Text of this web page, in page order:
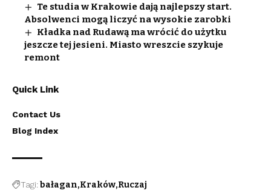
Te studia w Krakowie dają najlepszy start.
Absolwenci mogą liczyć na wysokie zarobki
Kładka nad Rudawą ma wrócić do użytku
jeszcze tej jesieni. Miasto wreszcie szykuje
remont
Quick Link
Contact Us
Blog Index
Tagi:bałagan Kraków Ruczaj